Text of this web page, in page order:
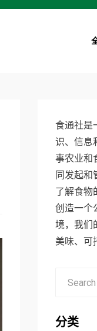
食通社是
识、信息
事农业和
同发起和
了解食物
创造一个
境，我们
美味、可
分类